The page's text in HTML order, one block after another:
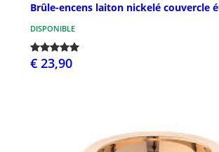
Brûle-encens laiton nickelé couvercle
DISPONIBLE
€ 23,90